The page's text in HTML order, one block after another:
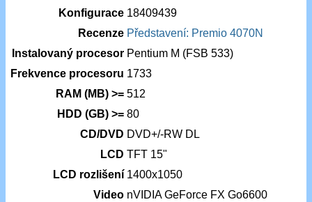
Konfigurace 18409439
Recenze Představení: Premio 4070N
Instalovaný procesor Pentium M (FSB 533)
Frekvence procesoru 1733
RAM (MB) >= 512
HDD (GB) >= 80
CD/DVD DVD+/-RW DL
LCD TFT 15"
LCD rozlišení 1400x1050
Video nVIDIA GeForce FX Go6600